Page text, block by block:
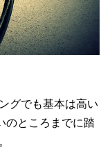
グでも基本は高い
のところまでに踏